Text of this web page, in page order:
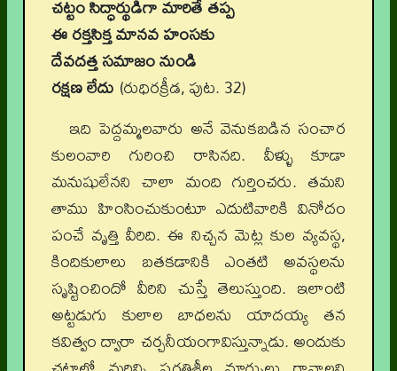
చట్టం సిద్ధార్థుడిగా మారితే తప్ప
ఈ రక్తసిక్త మానవ హంసకు
దేవదత్త సమాజం నుండి
రక్షణ లేదు (రుధిరక్రీడ, పుట. 32)
ఇది పెద్దమ్మలవారు అనే వెనుకబడిన సంచార
కులంవారి గురించి రాసినది. వీళ్ళు కూడా
మనుషులేనని చాలా మంది గుర్తించరు. తమని
తాము హింసించుకుంటూ ఎదుటివారికి వినోదం
పంచే వృత్తి వీరిది. ఈ నిచ్చన మెట్ల కుల వ్యవస్థ,
కిందికులాలు బతకడానికి ఎంతటి అవస్థలను
సృష్టించిందో వీరిని చుస్తే తెలుస్తుంది. ఇలాంటి
అట్టడుగు కులాల బాధలను యాదయ్య తన
కవిత్వం ద్వారా చర్చనీయంగావిస్తున్నాడు. అందుకు